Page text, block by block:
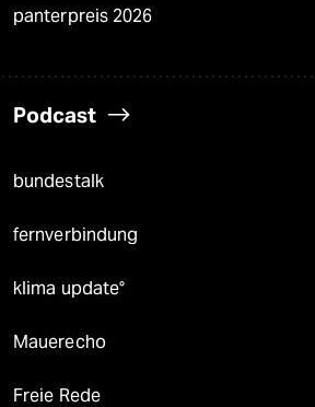
panterpreis 2026
Podcast
bundestalk
fernverbindung
klima update°
Mauerecho
Freie Rede